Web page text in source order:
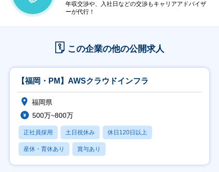
年収交渉や、入社日などの交渉もキャリアアドバイザ
ーが代行！
この企業の他の公開求人
【福岡・PM】AWSクラウドインフラ
福岡県
500万~800万
正社員採用 土日祝休み 休日120日以上
産休・育休あり 賞与あり